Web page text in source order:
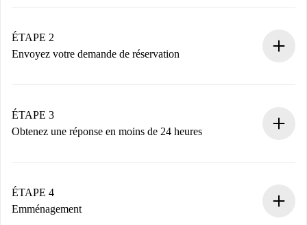
Vous disposez à l’avance de toutes les informations
nécessaires.
ÉTAPE 2
Envoyez votre demande de réservation
Nous ne vous facturerons rien tant que le propriétaire
n’aura pas accepté.
ÉTAPE 3
Obtenez une réponse en moins de 24 heures
contact avec le propriétaire.
Si refusé : aucun prélèvement et nous vous proposerons
ÉTAPE 4
Emménagement